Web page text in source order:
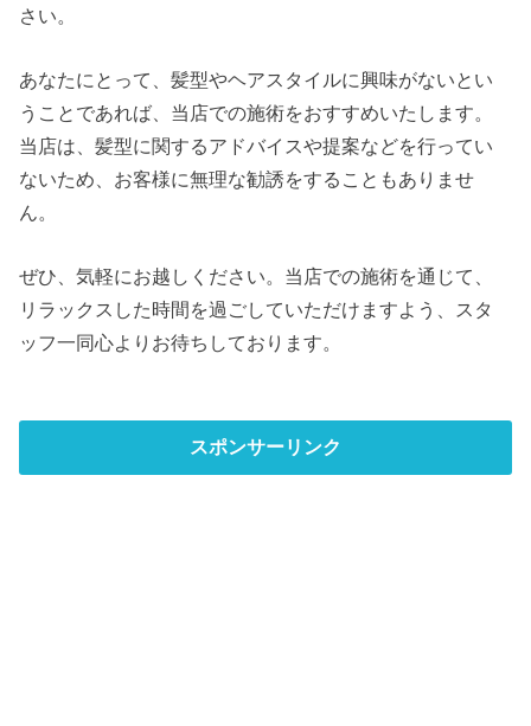
さい。
あなたにとって、髪型やヘアスタイルに興味がないとい
うことであれば、当店での施術をおすすめいたします。
当店は、髪型に関するアドバイスや提案などを行ってい
ないため、お客様に無理な勧誘をすることもありませ
ん。
ぜひ、気軽にお越しください。当店での施術を通じて、
リラックスした時間を過ごしていただけますよう、スタ
ッフ一同心よりお待ちしております。
スポンサーリンク